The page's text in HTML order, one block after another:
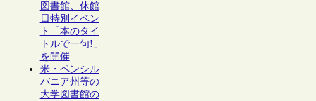
図書館、休館
日特別イベン
ト「本のタイ
トルで一句!」
を開催
米・ペンシル
バニア州等の
大学図書館の